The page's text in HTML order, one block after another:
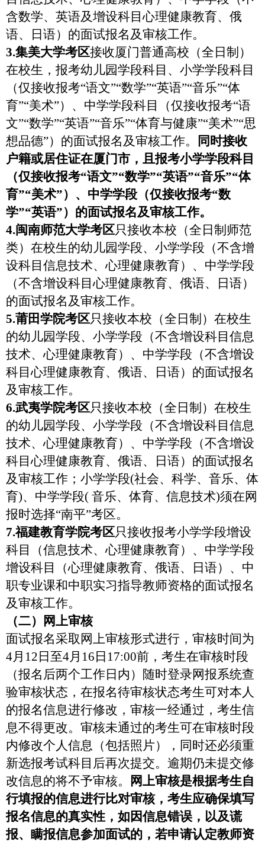
含数学、英语及增设科目心理健康教育、俄
语、日语）的面试报名及审核工作。
3.集美大学考区接收厦门普通高校（全日制）
在校生，报考幼儿园学段科目、小学学段科目
（仅接收报考“语文”“数学”“英语”“音乐”“体
育”“美术”）、中学学段科目（仅接收报考“语
文”“数学”“英语”“音乐”“体育与健康”“美术”“思
想品德”）的面试报名及审核工作。
同时接收
户籍或居住证在厦门市，且报考小学学段科目
（仅接收报考“语文”“数学”“英语”“音乐”“体
育”“美术”）、中学学段（仅接收报考“数
学”“英语”）的面试报名及审核工作。
4.闽南师范大学考区只接收本校 （全日制师范
类）在校生的幼儿园学段、小学学段（不含增
设科目信息技术、心理健康教育）、中学学段
（不含增设科目心理健康教育、俄语、日语）
的面试报名及审核工作。
5.莆田学院考区只接收本校 （全日制）在校生
的幼儿园学段、小学学段（不含增设科目信息
技术、心理健康教育）、中学学段（不含增设
科目心理健康教育、俄语、日语）的面试报名
及审核工作。
6.武夷学院考区只接收本校 （全日制）在校生
的幼儿园学段、小学学段（不含增设科目信息
技术、心理健康教育）、中学学段（不含增设
科目心理健康教育、俄语、日语）的面试报名
及审核工作；小学学段(社会、科学、音乐、体
育)、中学学段( 音乐、体育、信息技术)须在网
报时选择“南平”考区。
7.福建教育学院考区只接收报考小学学段增设
科目（信息技术、心理健康教育）、中学学段
增设科目（心理健康教育、俄语、日语）、 中
职专业课和中职实习指导教师资格的面试报名
及审核工作。
（二）网上审核
面试报名采取网上审核形式进行，审核时间为
4月 12 日至4月 16 日 17:00前，考生在审核时段
（报名后两个工作日内）随时登录网报系统查
验审核状态，在报名待审核状态考生可对本人
的报名信息进行修改，审核一经通过，考生信
息不得更改。审核未通过的考生可在审核时段
内修改个人信息（包括照片），同时还必须重
新选报考试科目后再次提交。逾期仍未提交修
改信息的将不予审核。
网上审核是根据考生自
行填报的信息进行比对审核，考生应确保填写
报名信息的真实性，如因信息错误，以及谎
报、瞒报信息参加面试的，若申请认定教师资